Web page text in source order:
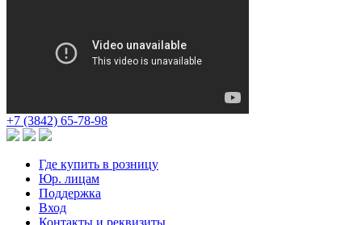
+7 (3842) 65-78-98
Где купить в розницу
Юр. лицам
Поддержка
Вход
Контакты и реквизиты